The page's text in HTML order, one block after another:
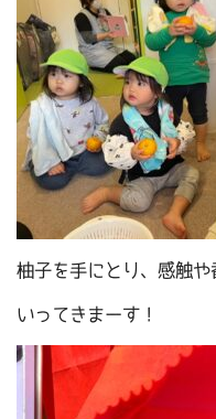
柚子を手にとり、感触や
いってきまーす！